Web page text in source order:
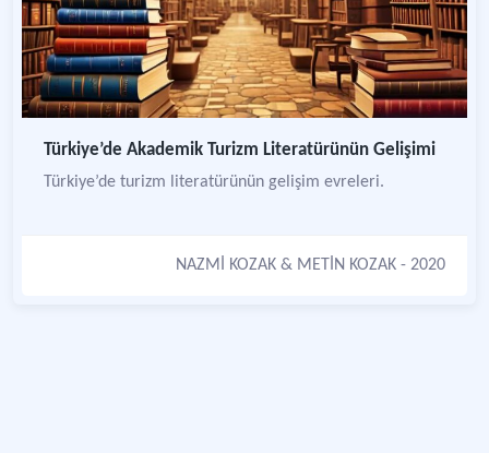
Türkiye’de Akademik Turizm Literatürünün Gelişimi
Türkiye’de turizm literatürünün gelişim evreleri.
NAZMİ KOZAK & METİN KOZAK - 2020